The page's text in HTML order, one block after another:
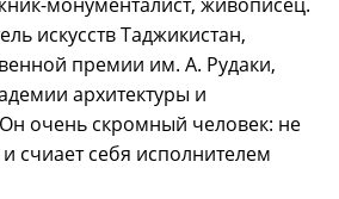
искусств Таджикистан,
премии им. А. Рудаки,
архитектуры и
Он очень скромный человек: не
счиает себя исполнителем